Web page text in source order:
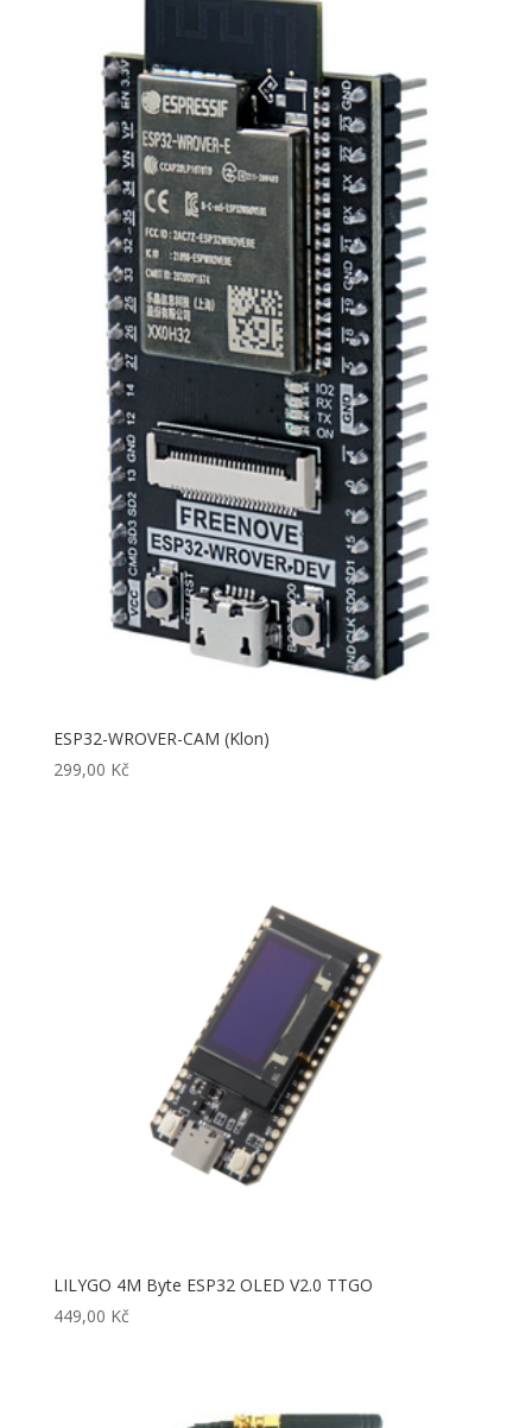
ESP32-WROVER-CAM (Klon)
299,00 Kč
LILYGO 4M Byte ESP32 OLED V2.0 TTGO
449,00 Kč